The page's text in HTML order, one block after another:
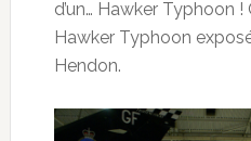
d’un… Hawker Typhoon !
Hawker Typhoon
Hendon.